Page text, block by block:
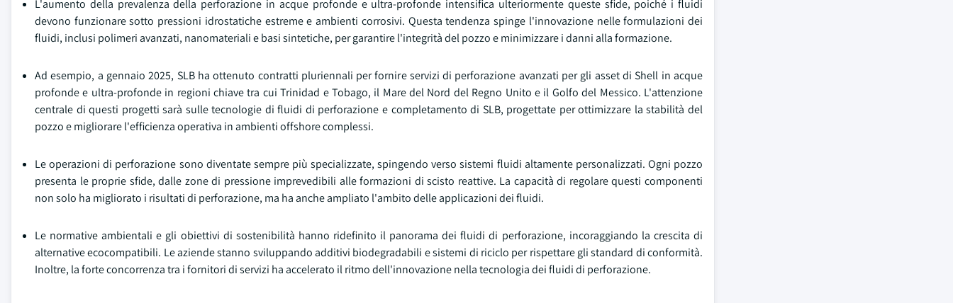
L'aumento della prevalenza della perforazione in acque profonde e ultra-profonde intensifica ulteriormente queste sfide, poiché i fluidi
devono funzionare sotto pressioni idrostatiche estreme e ambienti corrosivi. Questa tendenza spinge l'innovazione nelle formulazioni dei
fluidi, inclusi polimeri avanzati, nanomateriali e basi sintetiche, per garantire l'integrità del pozzo e minimizzare i danni alla formazione.
Ad esempio, a gennaio 2025, SLB ha ottenuto contratti pluriennali per fornire servizi di perforazione avanzati per gli asset di Shell in acque
profonde e ultra-profonde in regioni chiave tra cui Trinidad e Tobago, il Mare del Nord del Regno Unito e il Golfo del Messico. L'attenzione
centrale di questi progetti sarà sulle tecnologie di fluidi di perforazione e completamento di SLB, progettate per ottimizzare la stabilità del
pozzo e migliorare l'efficienza operativa in ambienti offshore complessi.
Le operazioni di perforazione sono diventate sempre più specializzate, spingendo verso sistemi fluidi altamente personalizzati. Ogni pozzo
presenta le proprie sfide, dalle zone di pressione imprevedibili alle formazioni di scisto reattive. La capacità di regolare questi componenti
non solo ha migliorato i risultati di perforazione, ma ha anche ampliato l'ambito delle applicazioni dei fluidi.
Le normative ambientali e gli obiettivi di sostenibilità hanno ridefinito il panorama dei fluidi di perforazione, incoraggiando la crescita di
alternative ecocompatibili. Le aziende stanno sviluppando additivi biodegradabili e sistemi di riciclo per rispettare gli standard di conformità.
Inoltre, la forte concorrenza tra i fornitori di servizi ha accelerato il ritmo dell'innovazione nella tecnologia dei fluidi di perforazione.